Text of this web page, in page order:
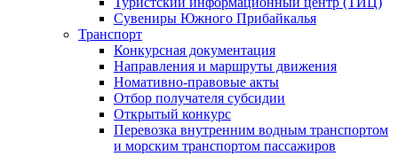
Сувениры Южного Прибайкалья
Транспорт
Конкурсная документация
Направления и маршруты движения
Номативно-правовые акты
Отбор получателя субсидии
Открытый конкурс
Перевозка внутренним водным транспортом
и морским транспортом пассажиров